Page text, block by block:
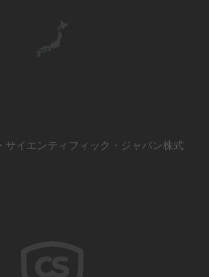
サイエンティフィック・ジャパン株式